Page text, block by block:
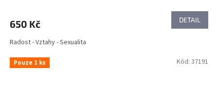
650 Kč DETAIL
Radost - Vztahy - Sexualita
Pouze 1 ks Kód: 37191